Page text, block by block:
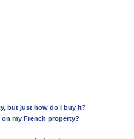
but just how do I buy it?
on my French property?